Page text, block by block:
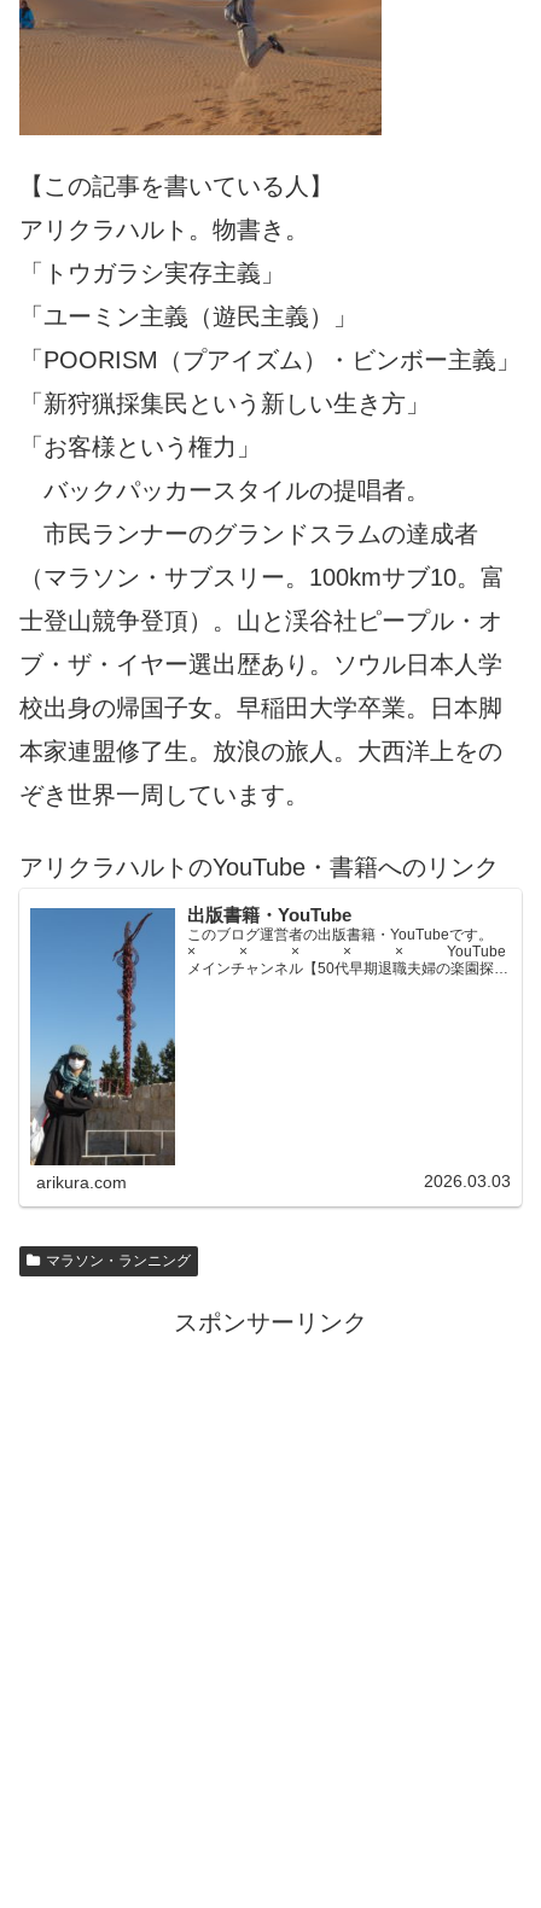
【この記事を書いている人】
アリクラハルト。物書き。
「トウガラシ実存主義」
「ユーミン主義（遊民主義）」
「POORISM（プアイズム）・ビンボー主義」
「新狩猟採集民という新しい生き方」
「お客様という権力」
バックパッカースタイルの提唱者。
市民ランナーのグランドスラムの達成者
（マラソン・サブスリー。100kmサブ10。富
士登山競争登頂）。山と渓谷社ピープル・オ
ブ・ザ・イヤー選出歴あり。ソウル日本人学
校出身の帰国子女。早稲田大学卒業。日本脚
本家連盟修了生。放浪の旅人。大西洋上をの
ぞき世界一周しています。
アリクラハルトのYouTube・書籍へのリンク
出版書籍・YouTube
このブログ運営者の出版書籍・YouTubeです。
× × × × × YouTube
メインチャンネル【50代早期退職夫婦の楽園探求
arikura.com 2026.03.03
マラソン・ランニング
スポンサーリンク